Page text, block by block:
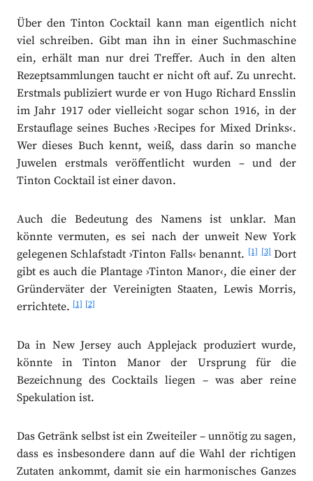
Über den Tinton Cocktail kann man eigentlich nicht
viel schreiben. Gibt man ihn in einer Suchmaschine
ein, erhält man nur drei Treffer. Auch in den alten
Rezeptsammlungen taucht er nicht oft auf. Zu unrecht.
Erstmals publiziert wurde er von Hugo Richard Ensslin
im Jahr 1917 oder vielleicht sogar schon 1916, in der
Erstauflage seines Buches ›Recipes for Mixed Drinks‹.
Wer dieses Buch kennt, weiß, dass darin so manche
Juwelen erstmals veröffentlicht wurden – und der
Tinton Cocktail ist einer davon.
Auch die Bedeutung des Namens ist unklar. Man
könnte vermuten, es sei nach der unweit New York
gelegenen Schlafstadt ›Tinton Falls‹ benannt. [1] [3]Dort
gibt es auch die Plantage ›Tinton Manor‹, die einer der
Gründerväter der Vereinigten Staaten, Lewis Morris,
errichtete.[1] [2]
Da in New Jersey auch Applejack produziert wurde,
könnte in Tinton Manor der Ursprung für die
Bezeichnung des Cocktails liegen – was aber reine
Spekulation ist.
Das Getränk selbst ist ein Zweiteiler – unnötig zu sagen,
dass es insbesondere dann auf die Wahl der richtigen
Zutaten ankommt, damit sie ein harmonisches Ganzes